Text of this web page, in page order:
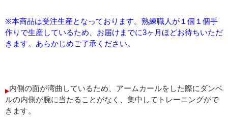
※本商品は受注生産となっております。熟練職人が１個１個手
作りで生産しているため、お届けまでに3ヶ月ほどお待ちいただ
きます。あらかじめご了承ください。
内側の面が湾曲しているため、アームカールをした際にダンベ
ルの内側が腕に当たることがなく、集中してトレーニングがで
きます。